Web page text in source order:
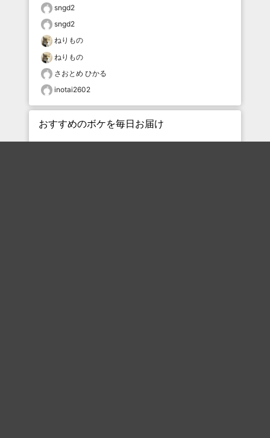
sngd2
sngd2
ねりもの
ねりもの
さおとめ ひかる
inotai2602
おすすめのボケを毎日お届け